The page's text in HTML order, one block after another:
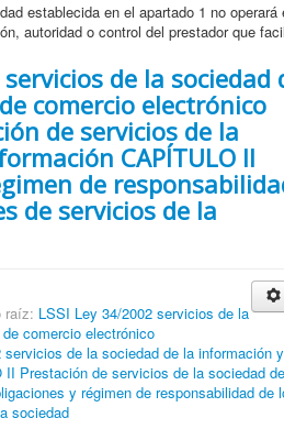
establecida en el apartado 1 no
autoridad o control del prestador que
servicios de la sociedad
comercio electrónico
de servicios de la
CAPÍTULO II
de
de servicios de la
raíz: LSSI Ley 34/2002 servicios de la
comercio electrónico
servicios de la sociedad de la información
II Prestación de servicios de la sociedad
y régimen de responsabilidad de
sociedad